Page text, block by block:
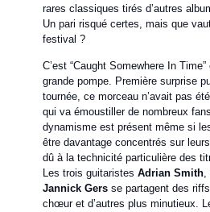
rares classiques tirés d’autres
Un pari risqué certes, mais que
festival ?
C’est “Caught Somewhere In
grande pompe. Première surprise
tournée, ce morceau n’avait pas
qui va émoustiller de nombreux
dynamisme est présent même si
être davantage concentrés sur
dû à la technicité particulière des
Les trois guitaristes Adrian Smith,
Jannick Gersse partagent des
chœur et d’autres plus minutieux.